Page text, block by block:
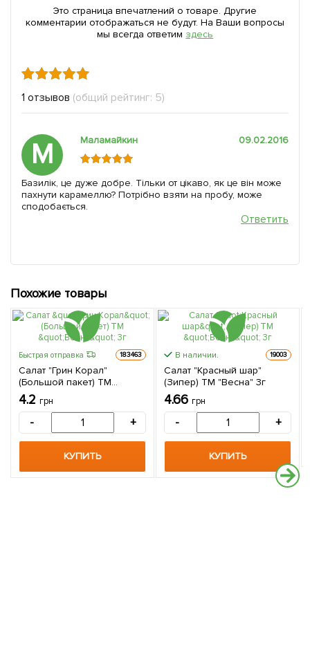
Это страница впечатлений о товаре. Другие
комментарии отображаться не будут. На Ваши вопросы
мы всегда ответим здесь
1 отзывов (общий рейтинг: 5)
М Маламайкин 09.02.2016
Базилік, це дуже добре. Тільки от цікаво, як це він може
пахнути карамеллю? Потрібно взяти на пробу, може
сподобається.
Ответить
Похожие товары
Быстрая отправка 183463
Салат "Грин Корал"
(Большой пакет) ТМ
"Весна" 3г
4.2 грн
- +
КУПИТЬ
В наличии. 19003
Салат "Красный шар"
(Зипер) ТМ "Весна" 3г
4.66 грн
- +
КУПИТЬ